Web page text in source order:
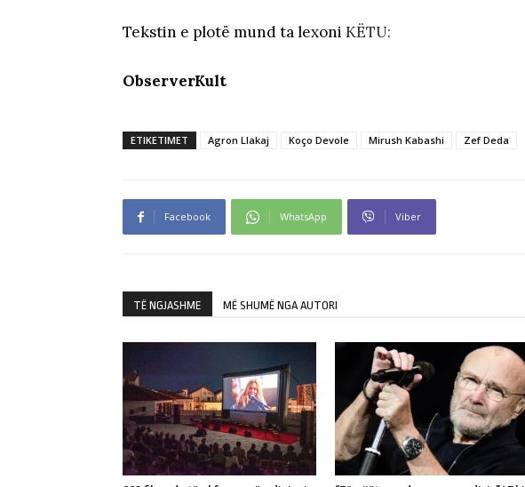
Tekstin e plotë mund ta lexoni KËTU:
ObserverKult
ETIKETIMET Agron Llakaj Koço Devole Mirush Kabashi Zef Deda
Facebook WhatsApp Viber
TË NGJASHME MË SHUMË NGA AUTORI